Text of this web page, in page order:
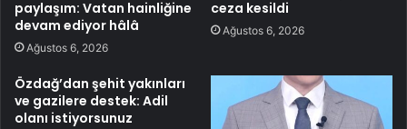
paylaşım: Vatan hainliğine
devam ediyor hâlâ
Ağustos 6, 2026
ceza kesildi
Ağustos 6, 2026
Özdağ’dan şehit yakınları
ve gazilere destek: Adil
olanı istiyorsunuz